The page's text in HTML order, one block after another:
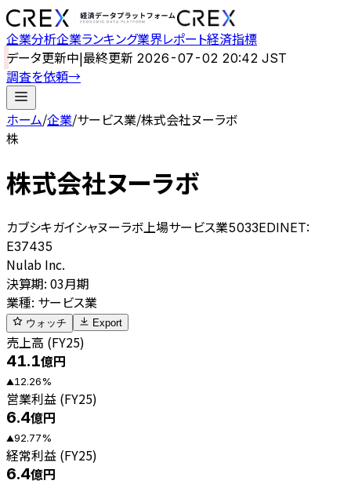
企業分析企業ランキング業界レポート経済指標
データ更新中|最終更新 2026-07-02 20:42 JST
調査を依頼→
ホーム/企業/サービス業/株式会社ヌーラボ
株
株式会社ヌーラボ
カブシキガイシャヌーラボ 上場サービス業5033EDINET:
E37435
Nulab Inc.
決算期: 03月期
業種: サービス業
ウォッチ Export
売上高 (FY25)
41.1億円
▲12.26%
営業利益 (FY25)
6.4億円
▲92.77%
経常利益 (FY25)
6.4億円